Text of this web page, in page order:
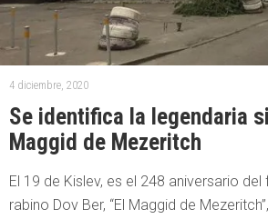
4 diciembre, 2020
Se identifica la legendaria
Maggid de Mezeritch
El 19 de Kislev, es el 248 aniversario del
rabino Dov Ber, “El Maggid de